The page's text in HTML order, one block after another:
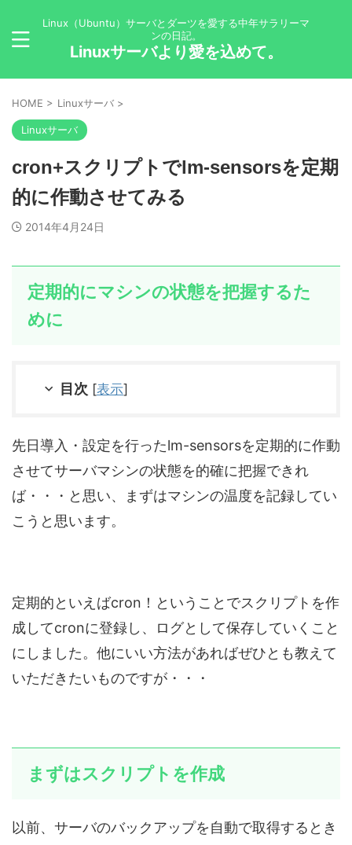
Linux（Ubuntu）サーバとダーツを愛する中年サラリーマ
ンの日記。
Linuxサーバより愛を込めて。
HOME > Linuxサーバ >
Linuxサーバ
cron+スクリプトでlm-sensorsを定期
的に作動させてみる
2014年4月24日
定期的にマシンの状態を把握するた
めに
目次 [表示]
先日導入・設定を行ったlm-sensorsを定期的に作動
させてサーバマシンの状態を的確に把握できれ
ば・・・と思い、まずはマシンの温度を記録してい
こうと思います。
定期的といえばcron！ということでスクリプトを作
成してcronに登録し、ログとして保存していくこと
にしました。他にいい方法があればぜひとも教えて
いただきたいものですが・・・
まずはスクリプトを作成
以前、サーバのバックアップを自動で取得するとき